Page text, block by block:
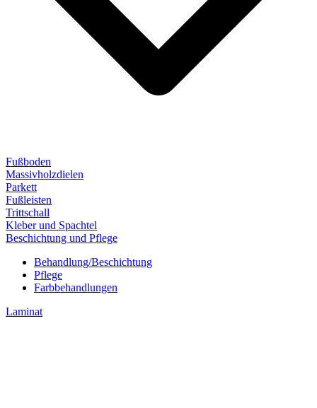
Fußboden
Massivholzdielen
Parkett
Fußleisten
Trittschall
Kleber und Spachtel
Beschichtung und Pflege
Behandlung/Beschichtung
Pflege
Farbbehandlungen
Laminat